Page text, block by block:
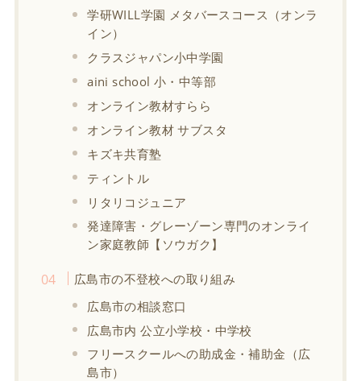
学研WILL学園 メタバースコース（オンラ
イン）
クラスジャパン小中学園
aini school 小・中等部
オンライン教材すらら
オンライン教材 サブスタ
キズキ共育塾
ティントル
リタリコジュニア
発達障害・グレーゾーン専門のオンライ
ン家庭教師【ソウガク】
広島市の不登校への取り組み
広島市の相談窓口
広島市内 公立小学校・中学校
フリースクールへの助成金・補助金（広
島市）